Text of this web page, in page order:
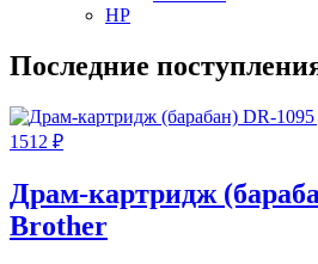
HP
Последние
1512 ₽
Драм-картридж
Brother